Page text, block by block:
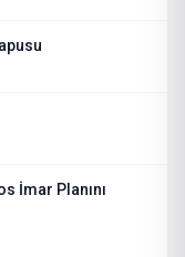
İmar Planını